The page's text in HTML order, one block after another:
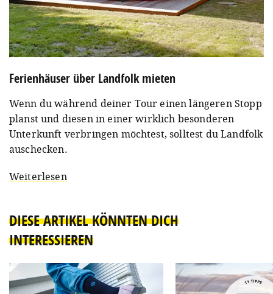
Ferienhäuser über Landfolk mieten
Wenn du während deiner Tour einen längeren Stopp
planst und diesen in einer wirklich besonderen
Unterkunft verbringen möchtest, solltest du Landfolk
auschecken.
DIESE ARTIKEL KÖNNTEN DICH
INTERESSIEREN